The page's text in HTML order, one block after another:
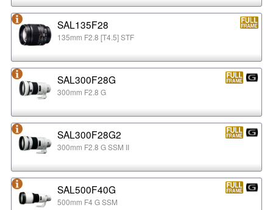
SAL135F28
135mm F2.8 [T4.5] STF
SAL300F28G
300mm F2.8 G
SAL300F28G2
300mm F2.8 G SSM II
SAL500F40G
500mm F4 G SSM